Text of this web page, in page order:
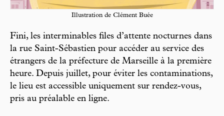
Illustration de Clément Buée
Fini, les interminables files d’attente nocturnes dans
la rue Saint-Sébastien pour accéder au service des
étrangers de la préfecture de Marseille à la première
heure. Depuis juillet, pour éviter les contaminations,
le lieu est accessible uniquement sur rendez-vous,
pris au préalable en ligne.